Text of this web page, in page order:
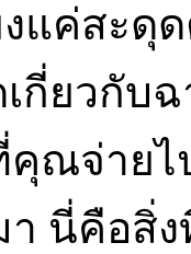
แค่สะดุ
กี่ยวกับ
ณจ่ายไ
า นี่คือสิ่